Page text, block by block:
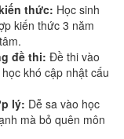
thức: Học sinh
kiến thức 3 năm
đề thi: Đề thi vào
khó cập nhật cấu
lý: Dễ sa vào học
mà bỏ quên môn